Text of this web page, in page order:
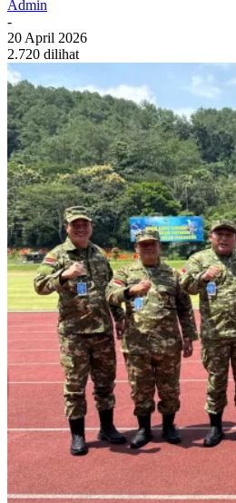
Admin
-
20 April 2026
2.720 dilihat